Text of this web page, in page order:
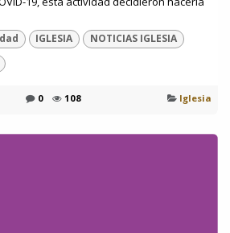
IGLESIA
NOTICIAS IGLESIA
0 108 Iglesia